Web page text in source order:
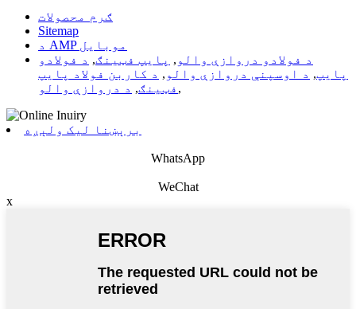
ګرم محصولات
Sitemap
د AMP موبایل
د فولادو دروازې والو , پایپ فټینګ, د فولادو
پایپ, د اوسپنې دروازې والو , د کاربن فولاد پایپ
فټینګ, د دروازې والو ,
برېښنا لیک ولېږه
WhatsApp
WeChat
x